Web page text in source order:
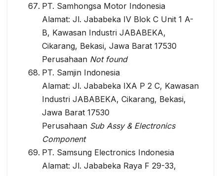
PT. Samhongsa Motor Indonesia
Alamat: Jl. Jababeka IV Blok C Unit 1 A-
B, Kawasan Industri JABABEKA,
Cikarang, Bekasi, Jawa Barat 17530
Perusahaan Not found
PT. Samjin Indonesia
Alamat: Jl. Jababeka IXA P 2 C, Kawasan
Industri JABABEKA, Cikarang, Bekasi,
Jawa Barat 17530
Perusahaan Sub Assy & Electronics
Component
PT. Samsung Electronics Indonesia
Alamat: Jl. Jababeka Raya F 29-33,